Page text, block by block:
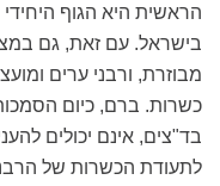
הראשית היא הגוף
בישראל. עם זאת, גם
מבוזרת, ורבני ערים
כשרות. ברם, כיום
בד"צים, אינם יכולים
לתעודת הכשרות של